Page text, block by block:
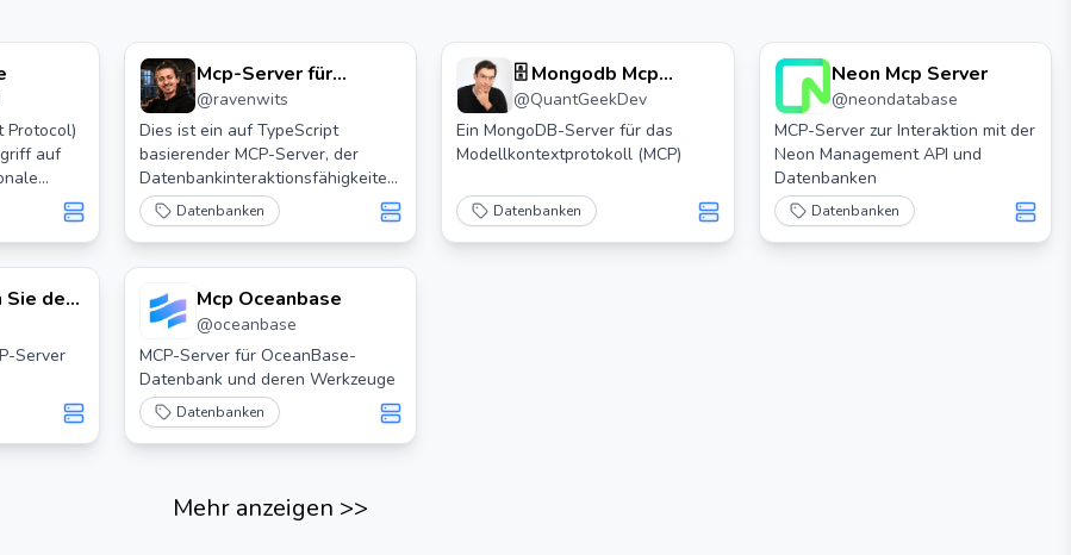
Protocol)
auf
Mcp-Server für
Arangodb
@ravenwits
Dies ist ein auf TypeScript
basierender MCP-Server, der
Datenbankinteraktionsfähigkeiten
über ArangoDB bietet. Er
implementiert grundlegende
Datenbankoperationen und
ermöglicht eine nahtlose
Integration mit ArangoDB durch
MCP-Tools. Sie können ihn mit der
Claude-App und auch mit der
Erweiterung für VSCode
verwenden, die mit MCP wie Cline
funktioniert!
Datenbanken
🗄️ Mongodb Mcp
Server Für Llms
@QuantGeekDev
Ein MongoDB-Server für das
Modellkontextprotokoll (MCP)
Datenbanken
Neon Mcp Server
@neondatabase
MCP-Server zur Interaktion mit der
Neon Management API und
Datenbanken
Datenbanken
Sie den
Server
Mcp Oceanbase
@oceanbase
MCP-Server für OceanBase-
Datenbank und deren Werkzeuge
Datenbanken
Mehr anzeigen >>